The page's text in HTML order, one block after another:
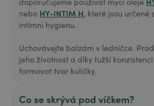
nebo HY-INTIM H, které jsou určené
intimní hygienu.
Uchovávejte balzám v ledničce.
jeho životnost a díky tužší
formovat tvar kuličky.
Co se skrývá pod víčkem?